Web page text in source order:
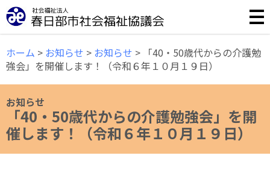
誰もが安心して暮らせる福祉のまちづくりのために様々な
ホーム > お知らせ > お知らせ > 「40・50歳代からの介護勉
強会」を開催します！（令和６年１０月１９日）
お知らせ
「40・50歳代からの介護勉強会」を開
催します！（令和６年１０月１９日）